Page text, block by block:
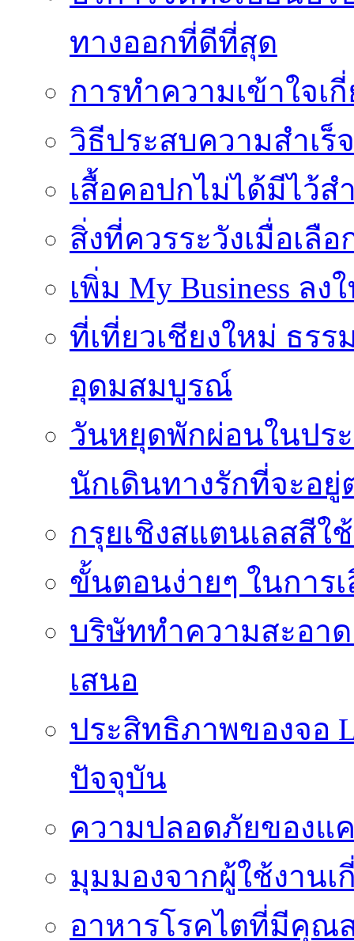
ทางออกที่ดีที่สุด
การทำความเข้าใจเ
วิธีประสบความสำเ
เสื้อคอปกไม่ได้มีไว้
สิ่งที่ควรระวังเมื่อเลื
เพิ่ม My Business ลง
ที่เที่ยวเชียงใหม่ ธร
อุดมสมบูรณ์
วันหยุดพักผ่อนในประ
นักเดินทางรักที่จะอยู่
กรุยเชิงสแตนเลสสีใ
ขั้นตอนง่ายๆ ในการ
บริษัททำความสะอา
เสนอ
ประสิทธิภาพของจอ
ปัจจุบัน
ความปลอดภัยของแ
มุมมองจากผู้ใช้งาน
อาหารโรคไตที่มีคุณ